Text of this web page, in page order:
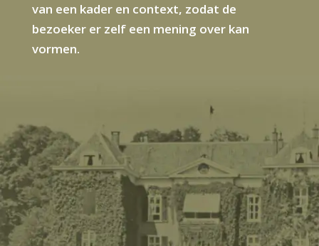
van een kader en context, zodat de
bezoeker er zelf een mening over kan
vormen.